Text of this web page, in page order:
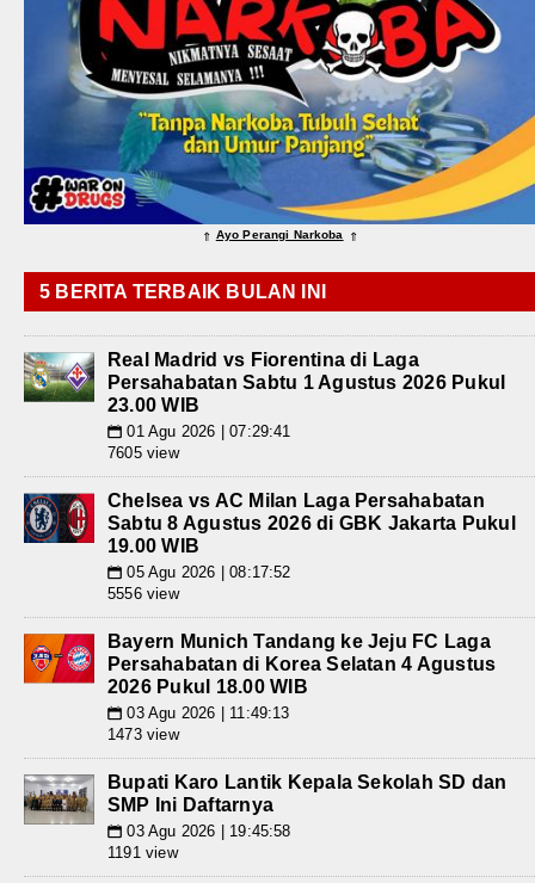
⇑ Ayo Perangi Narkoba ⇑
5 BERITA TERBAIK BULAN INI
Real Madrid vs Fiorentina di Laga
Persahabatan Sabtu 1 Agustus 2026 Pukul
23.00 WIB
📅 01 Agu 2026 | 07:29:41
7605 view
Chelsea vs AC Milan Laga Persahabatan
Sabtu 8 Agustus 2026 di GBK Jakarta Pukul
19.00 WIB
📅 05 Agu 2026 | 08:17:52
5556 view
Bayern Munich Tandang ke Jeju FC Laga
Persahabatan di Korea Selatan 4 Agustus
2026 Pukul 18.00 WIB
📅 03 Agu 2026 | 11:49:13
1473 view
Bupati Karo Lantik Kepala Sekolah SD dan
SMP Ini Daftarnya
📅 03 Agu 2026 | 19:45:58
1191 view